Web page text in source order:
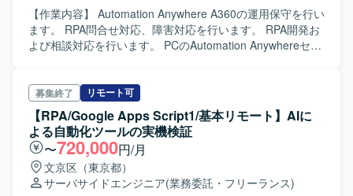
【作業内容】 Automation Anywhere A360の運用保守を行い
ます。 RPA問合せ対応、障害対応を行います。 RPA開発お
よび相談対応を行います。 PCのAutomation Anywhereセッ
ス管理を行います。
募集終了 リモート可
【RPA/Google Apps Script1/基本リモート】AIに
よる自動化ツールの実機検証
〜720,000円/月
文京区（東京都）
サーバサイドエンジニア(業務委託・フリーランス)